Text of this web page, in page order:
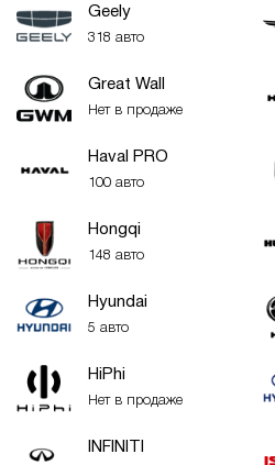
Geely
318 авто
Great Wall
Нет в продаже
Haval PRO
100 авто
Hongqi
148 авто
Hyundai
5 авто
HiPhi
Нет в продаже
INFINITI